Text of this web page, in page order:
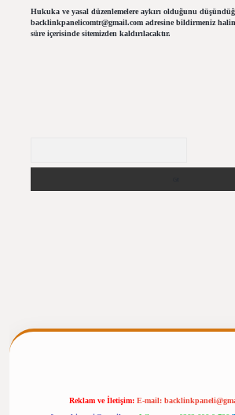
Hukuka ve yasal düzenlemelere aykırı olduğunu
backlinkpanelicomtr@gmail.comadresine bildirmeniz
süre içerisinde sitemizden kaldırılacaktır.
Reklam ve İletişim: E-mail: